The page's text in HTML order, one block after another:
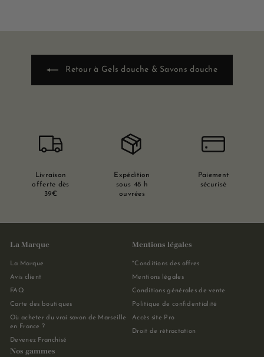
Retour à Gels douche & Savons douche
Livraison
offerte dès
39€
Expédition
sous 48 h
ouvrées
Paiement
sécurisé
La Marque
La Marque
Avis client
FAQ
Carte des boutiques
Où acheter du vrai savon de Marseille
en France ?
Devenez Franchisé
Mentions légales
*Conditions des offres
Mentions légales
Conditions générales de vente
Politique de confidentialité
Accès site Pro
Droit de rétractation
Nos gammes